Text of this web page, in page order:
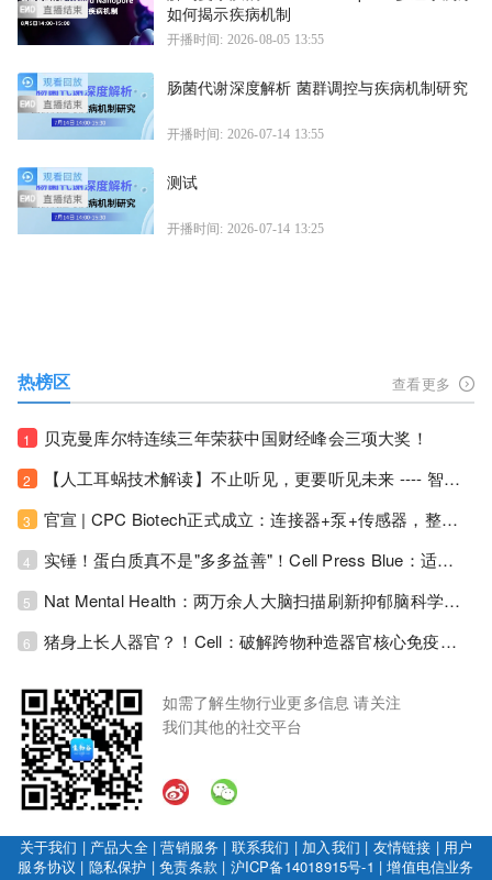
如何揭示疾病机制
开播时间: 2026-08-05 13:55
肠菌代谢深度解析 菌群调控与疾病机制研究
开播时间: 2026-07-14 13:55
测试
开播时间: 2026-07-14 13:25
热榜区 查看更多
1 贝克曼库尔特连续三年荣获中国财经峰会三项大奖！
2 【人工耳蜗技术解读】不止听见，更要听见未来 ---- 智能耳蜗，开启人工耳蜗技术新纪元！
3 官宣 | CPC Biotech正式成立：连接器+泵+传感器，整合生物制药流体管理解决方案！
4 实锤！蛋白质真不是"多多益善"！Cell Press Blue：适度限蛋白，反而拉长健康寿命！
5 Nat Mental Health：两万余人大脑扫描刷新抑郁脑科学认知！抑郁不只是情绪病，视觉、运动脑区同步受损！
6 猪身上长人器官？！Cell：破解跨物种造器官核心免疫关卡！全新异种吞噬机制打通人体器官培育赛道！
如需了解生物行业更多信息 请关注
我们其他的社交平台
关于我们 | 产品大全|营销服务 | 联系我们 | 加入我们 | 友情链接 | 用户
服务协议 | 隐私保护 |免责条款 | 沪ICP备14018915号-1 |增值电信业务